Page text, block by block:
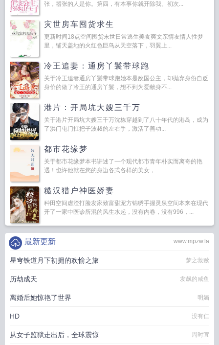
张，嚣张的人是你。第四，有本事你就开除我。初次...
灾世房车囤货求生
更新时间18点空间囤货末世日常逃生美食爽文亲情友情人性梦
里，铺天盖地的火红色巨鸟从天空落下，羽翼上...
冷王追妻：通房丫鬟带球跑
关于冷王追妻通房丫鬟带球跑她本是敌国公主，却抛弃身份自贬
身价的做了冷王的通房丫鬟，想不到为爱献身不...
港片：开局坑大嫂三千万
关于港片开局坑大嫂三千万沈栋穿越到了八十年代的港岛，成为
了洪门屯门扛把子波叔的左右手，激活了善功...
都市花缘梦
关于都市花缘梦本书讲述了一个现代都市青年朴实而离奇的艳
遇！也许他就在您的身边各式各样的美女，...
糙汉猎户神医娇妻
种田空间虐渣打脸发家致富甜宠方锦绣手握灵泉空间本来在现代
开了一家中医诊所混的风生水起，没有内卷，没有996，...
www.mpzw.la
最新更新
星穹铁道月下初拥的欢愉之旅 梦之救赎
历劫成天 发飙的咸鱼
离婚后她惊艳了世界 明婳
HD 没有仁
从女子监狱走出后，全球震惊 周时宜